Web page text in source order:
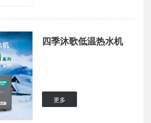
四季沐歌低温热水机
更多